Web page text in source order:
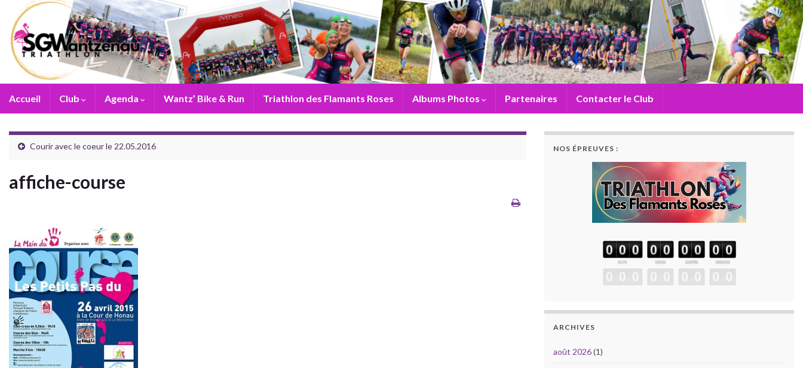
Accueil Club Agenda Wantz’ Bike & Run Triathlon des Flamants Roses Albums Photos Partenaires Contacter le Club
Courir avec le coeur le 22.05.2016
affiche-course
NOS ÉPREUVES :
ARCHIVES
août 2026(1)